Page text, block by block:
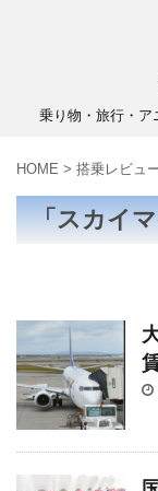
乗り物・旅行・ア
HOME > 搭乗レビュ
「スカイ